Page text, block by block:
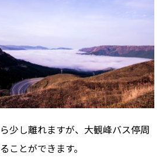
少し離れますが、大観峰バス停周
ことができます。